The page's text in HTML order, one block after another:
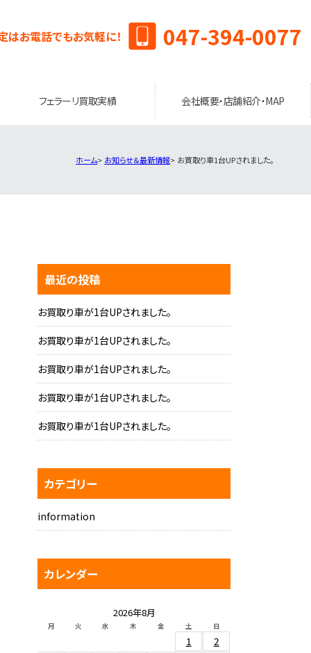
はお電話でもお気軽に！ 047-394-0077
フェラーリ買取実績 会社概要・店舗紹介・MAP
ホーム お知らせ＆最新情報 お買取り車1台UPされました。
最近の投稿
お買取り車が1台UPされました。
お買取り車が1台UPされました。
お買取り車が1台UPされました。
お買取り車が1台UPされました。
お買取り車が1台UPされました。
カテゴリー
information
カレンダー
2026年8月
月 火 水 木 金 土 日
1
2